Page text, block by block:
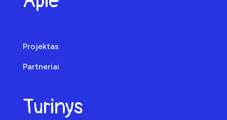
Projektas
Partneriai
Turinys